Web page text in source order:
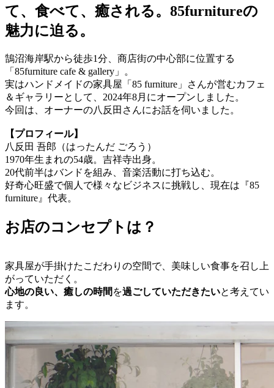
て、食べて、癒される。85furnitureの
魅力に迫る。
鵠沼海岸駅から徒歩1分、商店街の中心部に位置する
「85furniture cafe & gallery」。
実はハンドメイドの家具屋「85 furniture」さんが営むカフェ
＆ギャラリーとして、2024年8月にオープンしました。
今回は、オーナーの八反田さんにお話を伺いました。
【プロフィール】
八反田 吾郎（はったんだ ごろう）
1970年生まれの54歳。吉祥寺出身。
20代前半はバンドを組み、音楽活動に打ち込む。
好奇心旺盛で個人で様々なビジネスに挑戦し、現在は『85
furniture』代表。
お店のコンセプトは？
家具屋が手掛けたこだわりの空間で、美味しい食事を召し上
がっていただく。
心地の良い、癒しの時間 を過ごしていただきたいと考えてい
ます。